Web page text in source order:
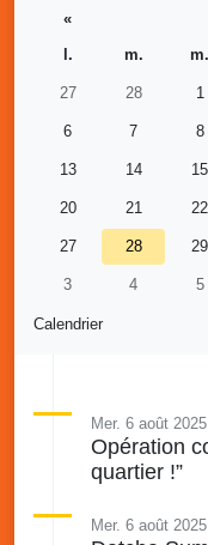
Calendrier
«
l.
m. m.
27 28 1
6 7 8
13 14 15
20 21 22
27 28 29
3 4 5
Mer. 6 août 2025
Opération
quartier !”
Mer. 6 août 2025